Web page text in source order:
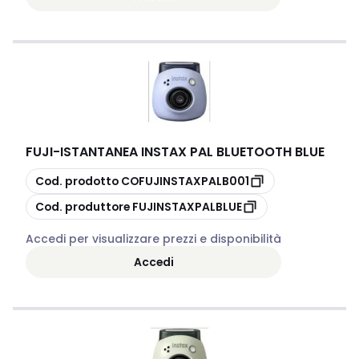
FUJI-ISTANTANEA INSTAX PAL BLUETOOTH BLUE
copia
Cod. prodotto COFUJINSTAXPALB001
copia
Cod. produttore FUJINSTAXPALBLUE
Accedi per visualizzare prezzi e disponibilità
Accedi